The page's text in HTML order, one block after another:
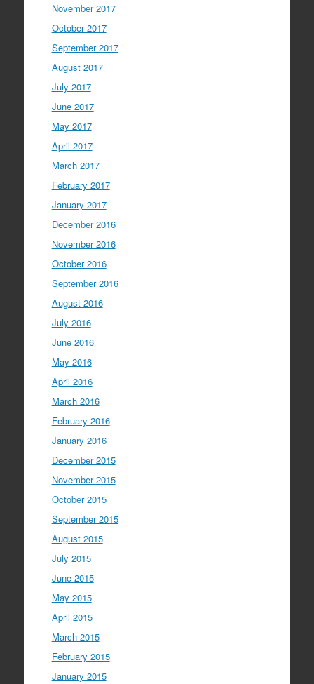
November 2017
October 2017
September 2017
August 2017
July 2017
June 2017
May 2017
April 2017
March 2017
February 2017
January 2017
December 2016
November 2016
October 2016
September 2016
August 2016
July 2016
June 2016
May 2016
April 2016
March 2016
February 2016
January 2016
December 2015
November 2015
October 2015
September 2015
August 2015
July 2015
June 2015
May 2015
April 2015
March 2015
February 2015
January 2015